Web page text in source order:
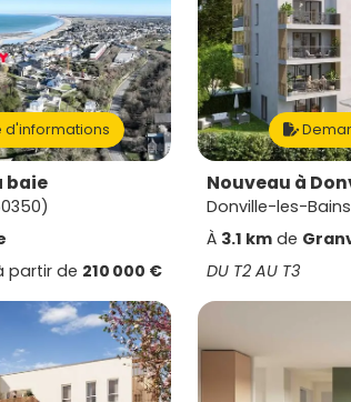
d'informations
baie
partir de 210 000 €
Nouveau à
Donville-les-
À 3.1 km de
DU T2 AU T3